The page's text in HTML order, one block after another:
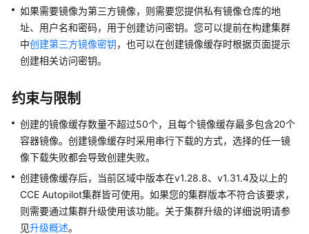
作
负
镜
缓
镜
像
缓
存
概
述
如果需要镜像为第三方镜像，则需要您提供私有镜像仓库的地
址、用户名和密码，用于创建访问密钥。您可以提前在构建集群
中创建第三方镜像密钥，也可以在创建镜像缓存时根据页面提示
创建相关访问密钥。
约束与限制
创建的镜像缓存数量不超过50个，且每个镜像缓存最多包含20个
容器镜像。创建镜像缓存时采用串行下载的方式，选择的任一镜
像下载失败都会导致创建失败。
创建镜像缓存后，当前区域中版本在v1.28.8、v1.31.4及以上的
CCE Autopilot集群皆可使用。如果您的集群版本不符合该要求，
则需要通过集群升级使用该功能。关于集群升级的详细说明请参
见升级概述。